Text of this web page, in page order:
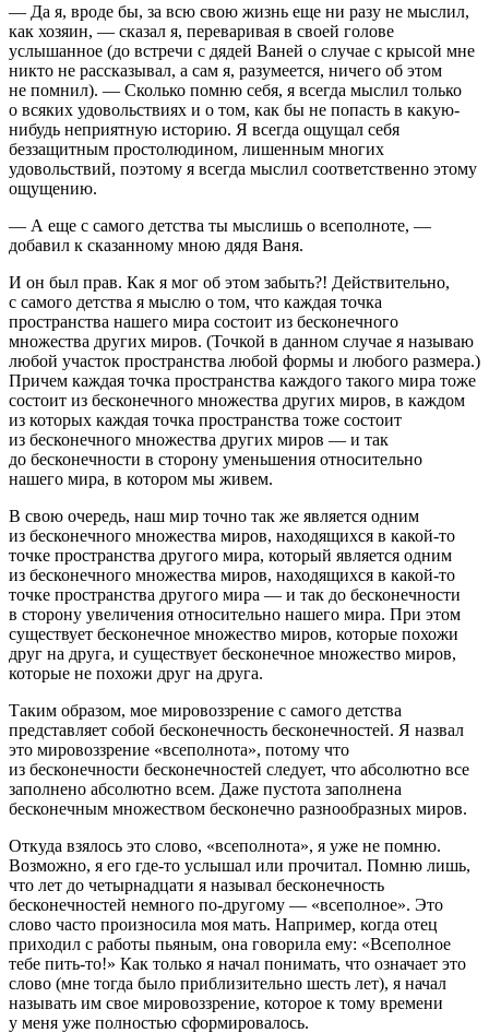
— Да я, вроде бы, за всю свою жизнь еще ни разу не мыслил,
как хозяин, — сказал я, переваривая в своей голове
услышанное (до встречи с дядей Ваней о случае с крысой мне
никто не рассказывал, а сам я, разумеется, ничего об этом
не помнил). — Сколько помню себя, я всегда мыслил только
о всяких удовольствиях и о том, как бы не попасть в какую-
нибудь неприятную историю. Я всегда ощущал себя
беззащитным простолюдином, лишенным многих
удовольствий, поэтому я всегда мыслил соответственно этому
ощущению.
— А еще с самого детства ты мыслишь о всеполноте, —
добавил к сказанному мною дядя Ваня.
И он был прав. Как я мог об этом забыть?! Действительно,
с самого детства я мыслю о том, что каждая точка
пространства нашего мира состоит из бесконечного
множества других миров. (Точкой в данном случае я называю
любой участок пространства любой формы и любого размера.)
Причем каждая точка пространства каждого такого мира тоже
состоит из бесконечного множества других миров, в каждом
из которых каждая точка пространства тоже состоит
из бесконечного множества других миров — и так
до бесконечности в сторону уменьшения относительно
нашего мира, в котором мы живем.
В свою очередь, наш мир точно так же является одним
из бесконечного множества миров, находящихся в какой-то
точке пространства другого мира, который является одним
из бесконечного множества миров, находящихся в какой-то
точке пространства другого мира — и так до бесконечности
в сторону увеличения относительно нашего мира. При этом
существует бесконечное множество миров, которые похожи
друг на друга, и существует бесконечное множество миров,
которые не похожи друг на друга.
Таким образом, мое мировоззрение с самого детства
представляет собой бесконечность бесконечностей. Я назвал
это мировоззрение «всеполнота», потому что
из бесконечности бесконечностей следует, что абсолютно все
заполнено абсолютно всем. Даже пустота заполнена
бесконечным множеством бесконечно разнообразных миров.
Откуда взялось это слово, «всеполнота», я уже не помню.
Возможно, я его где-то услышал или прочитал. Помню лишь,
что лет до четырнадцати я называл бесконечность
бесконечностей немного по-другому — «всеполное». Это
слово часто произносила моя мать. Например, когда отец
приходил с работы пьяным, она говорила ему: «Всеполное
тебе пить-то!» Как только я начал понимать, что означает это
слово (мне тогда было приблизительно шесть лет), я начал
называть им свое мировоззрение, которое к тому времени
у меня уже полностью сформировалось.